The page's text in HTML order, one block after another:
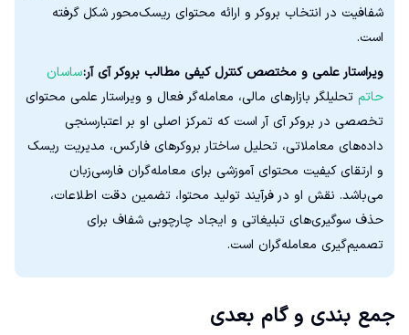
شفافیت در انتخاب بروکر و ارائه محتوای ریسک‌محور شکل گرفته
است.
ویراستار علمی و مختصص کنترل کیفی مطالب بروکر آی آر:ساسان
حاتم تحلیلگر بازارهای مالی، معامله‌گر فعال و ویراستار علمی محتوای
تخصصی در بروکر آی آر است که تمرکز اصلی او بر اعتبارسنجی
داده‌های معاملاتی، تحلیل ساختار بروکرهای فارکس، مدیریت ریسک
و ارتقای کیفیت محتوای آموزشی برای معامله‌گران فارسی‌زبان
می‌باشد. نقش او در فرآیند تولید محتوا، تضمین دقت اطلاعات،
حذف سوگیری‌های تبلیغاتی و ایجاد چارچوبی شفاف برای
تصمیم‌گیری معامله‌گران است.
جمع بندی و گام بعدی